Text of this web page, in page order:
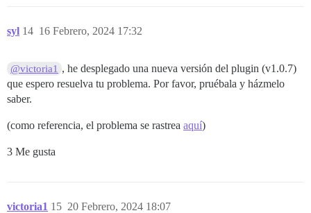
syl 16 Febrero, 2024 17:32
14
@victoria1 , he desplegado una nueva versión del plugin (v1.0.7)
que espero resuelva tu problema. Por favor, pruébala y házmelo
saber.
(como referencia, el problema se rastrea aquí)
3 Me gusta
victoria1 20 Febrero, 2024 18:07
15